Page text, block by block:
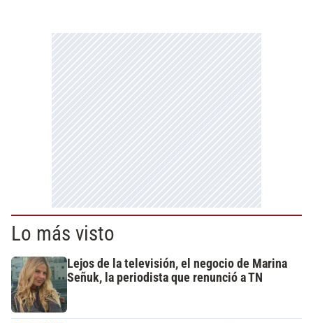
Lo más visto
Lejos de la televisión, el negocio de Marina
Señuk, la periodista que renunció a TN